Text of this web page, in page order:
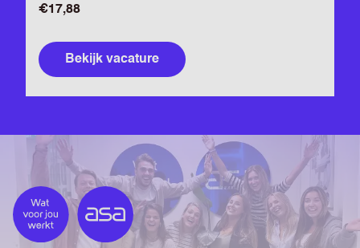
€17,88
Bekijk vacature